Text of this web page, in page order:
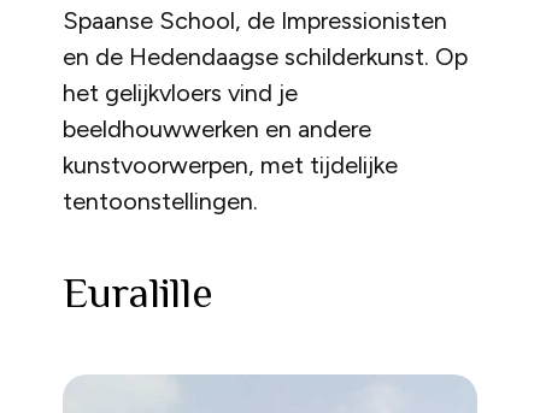
Spaanse School, de Impressionisten
en de Hedendaagse schilderkunst. Op
het gelijkvloers vind je
beeldhouwwerken en andere
kunstvoorwerpen, met tijdelijke
tentoonstellingen.
Euralille